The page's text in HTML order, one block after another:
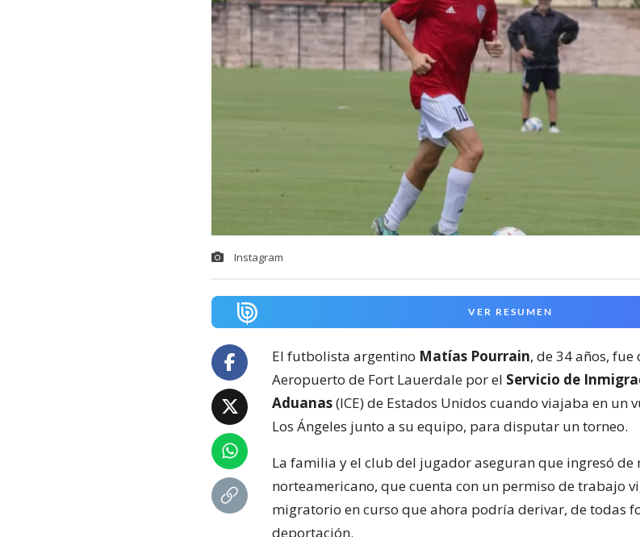
Instagram
VER RESUMEN
El futbolista argentino Matías Pourrain, de 34 años,
Aeropuerto de Fort Lauerdale por el Servicio de
Aduanas(ICE) de Estados Unidos cuando viajaba en un
Los Ángeles junto a su equipo, para disputar un torneo.
La familia y el club del jugador aseguran que ingresó de
norteamericano, que cuenta con un permiso de trabajo
migratorio en curso que ahora podría derivar, de todas
deportación.